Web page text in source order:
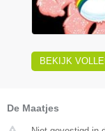
BEKIJK
De Maatjes